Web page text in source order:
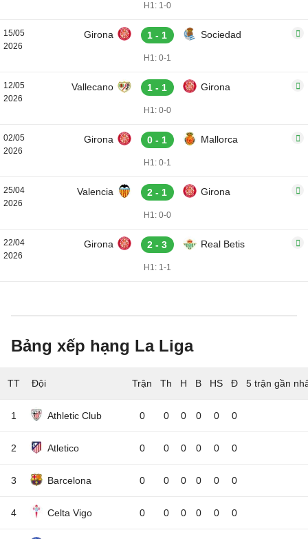
H1: 1-0
15/05
2026
Girona 1 - 1 Sociedad
H1: 0-1
12/05
2026
Vallecano 1 - 1 Girona
H1: 0-0
02/05
2026
Girona 0 - 1 Mallorca
H1: 0-1
25/04
2026
Valencia 2 - 1 Girona
H1: 0-0
22/04
2026
Girona 2 - 3 Real Betis
H1: 1-1
Bảng xếp hạng La Liga
TT Đội 5 trận gần
1 Athletic Club 0 0 0 0 0 0
2 Atletico 0 0 0 0 0 0
3 Barcelona 0 0 0 0 0 0
4 Celta Vigo 0 0 0 0 0 0